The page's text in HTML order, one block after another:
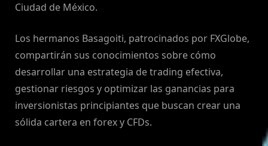
Ciudad de México.
Los hermanos Basagoiti, patrocinados por FXGlobe,
compartirán sus conocimientos sobre cómo
desarrollar una estrategia de trading efectiva,
gestionar riesgos y optimizar las ganancias para
inversionistas principiantes que buscan crear una
sólida cartera en forex y CFDs.